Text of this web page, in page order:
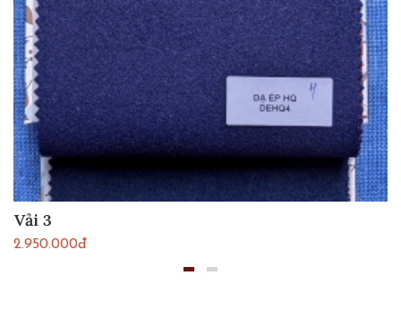
Vải 3
2.950.000đ